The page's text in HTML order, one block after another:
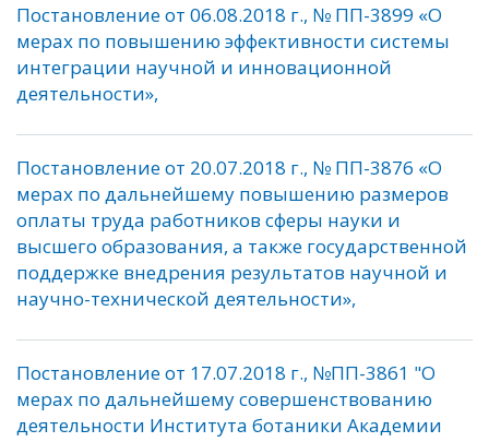
Постановление от 06.08.2018 г., № ПП-3899 «О
мерах по повышению эффективности системы
интеграции научной и инновационной
деятельности»,
Постановление от 20.07.2018 г., № ПП-3876 «О
мерах по дальнейшему повышению размеров
оплаты труда работников сферы науки и
высшего образования, а также государственной
поддержке внедрения результатов научной и
научно-технической деятельности»,
Постановление от 17.07.2018 г., №ПП-3861 "О
мерах по дальнейшему совершенствованию
деятельности Института ботаники Академии